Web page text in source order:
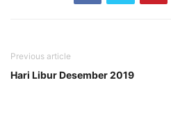
Previous article
Hari Libur Desember 2019